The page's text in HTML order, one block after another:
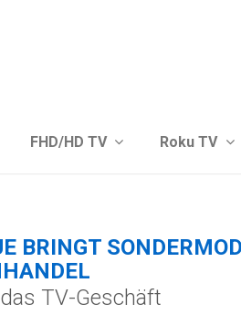
FHD/HD TV Roku TV
BRINGT
TV-Geschäft